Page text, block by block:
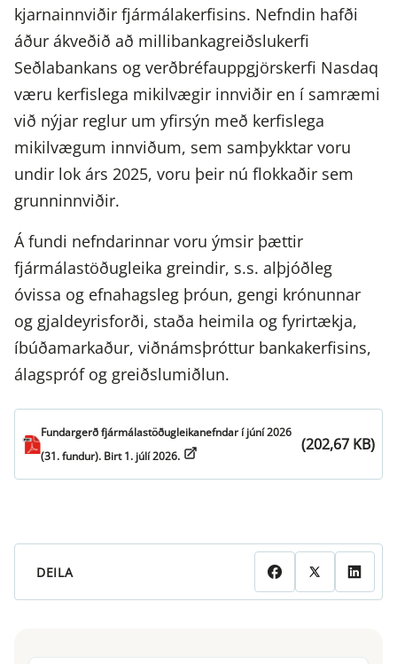
kjarnainnviðir fjármálakerfisins. Nefndin hafði
áður ákveðið að millibankagreiðslukerfi
Seðlabankans og verðbréfauppgjörskerfi Nasdaq
væru kerfislega mikilvægir innviðir en í samræmi
við nýjar reglur um yfirsýn með kerfislega
mikilvægum innviðum, sem samþykktar voru
undir lok árs 2025, voru þeir nú flokkaðir sem
grunninnviðir.
Á fundi nefndarinnar voru ýmsir þættir
fjármálastöðugleika greindir, s.s. alþjóðleg
óvissa og efnahagsleg þróun, gengi krónunnar
og gjaldeyrisforði, staða heimila og fyrirtækja,
íbúðamarkaður, viðnámsþróttur bankakerfisins,
álagspróf og greiðslumiðlun.
Fundargerð fjármálastöðugleikanefndar í júní 2026
(31. fundur). Birt 1. júlí 2026.
(202,67 KB)
DEILA